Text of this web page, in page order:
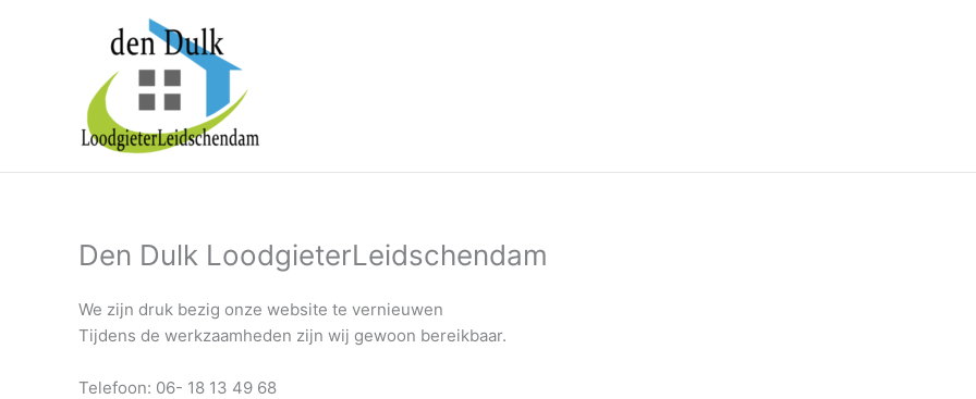
Den Dulk LoodgieterLeidschendam
We zijn druk bezig onze website te vernieuwen
Tijdens de werkzaamheden zijn wij gewoon bereikbaar.
Telefoon: 06- 18 13 49 68